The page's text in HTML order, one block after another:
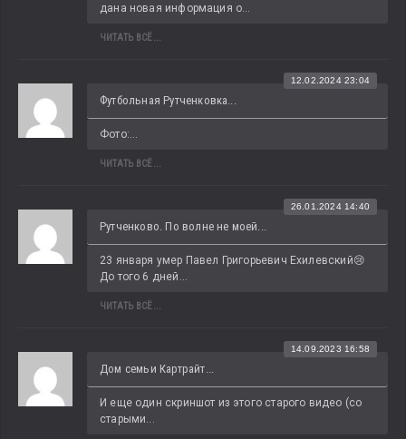
дана новая информация о...
ЧИТАТЬ ВСЁ...
Футбольная Рутченковка...
12.02.2024 23:04
Фото:...
ЧИТАТЬ ВСЁ...
Рутченково. По волне не моей...
26.01.2024 14:40
23 января умер Павел Григорьевич Ехилевский😢
До того 6 дней...
ЧИТАТЬ ВСЁ...
Дом семьи Картрайт...
14.09.2023 16:58
И еще один скриншот из этого старого видео (со
старыми...